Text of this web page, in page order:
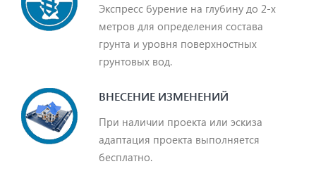
Экспресс бурение на глубину до 2-х
метров для определения состава
грунта и уровня поверхностных
грунтовых вод.
ВНЕСЕНИЕ ИЗМЕНЕНИЙ
При наличии проекта или эскиза
адаптация проекта выполняется
бесплатно.